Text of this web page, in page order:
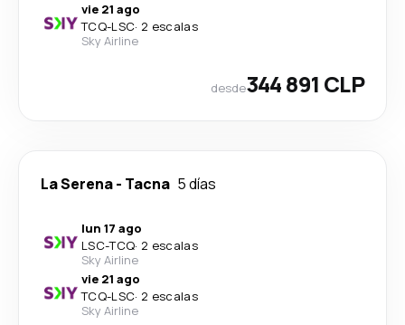
vie 21 ago
TCQ-LSC· 2 escalas
Sky Airline
desde344 891 CLP
La Serena- Tacna 5 días
lun 17 ago
LSC-TCQ· 2 escalas
Sky Airline
vie 21 ago
TCQ-LSC· 2 escalas
Sky Airline